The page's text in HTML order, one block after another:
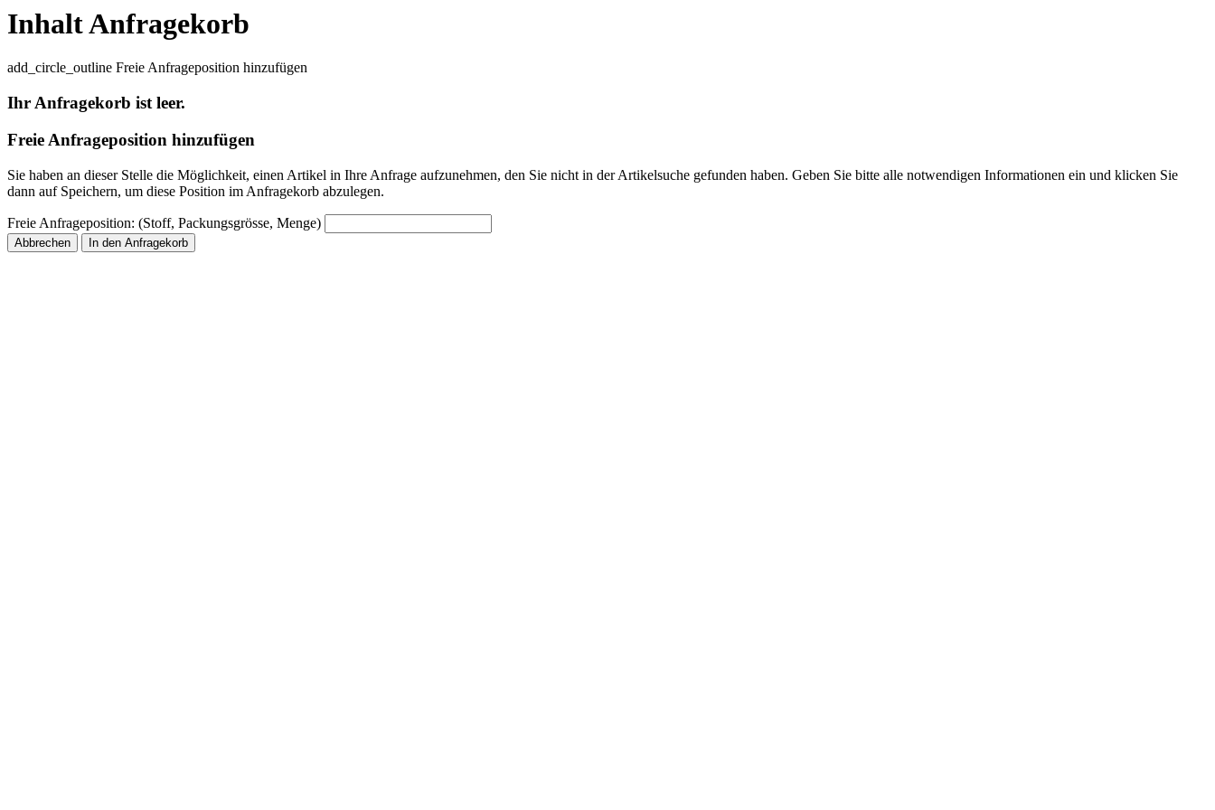
Inhalt Anfragekorb
add_circle_outline Freie Anfrageposition hinzufügen
Ihr Anfragekorb ist leer.
Freie Anfrageposition hinzufügen
Sie haben an dieser Stelle die Möglichkeit, einen Artikel in Ihre Anfrage aufzunehmen, den Sie nicht in der Artikelsuche gefunden haben. Geben Sie bitte alle notwendigen Informationen ein und klicken Sie
dann auf Speichern, um diese Position im Anfragekorb abzulegen.
Freie Anfrageposition: (Stoff, Packungsgrösse, Menge)